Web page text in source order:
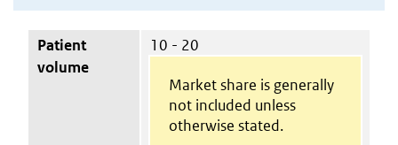
Patient
volume
10 - 20
Market share is generally
not included unless
otherwise stated.